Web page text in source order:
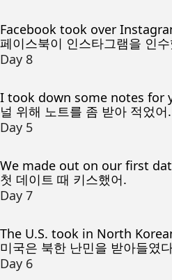
Facebook took over
페이스북이 인스타그램을 인
Day 8
I took down some notes for
널 위해 노트를 좀 받아 적었어.
Day 5
We made out on our first
첫 데이트 때 키스했어.
Day 7
The U.S. took in North
미국은 북한 난민을 받아들였
Day 6